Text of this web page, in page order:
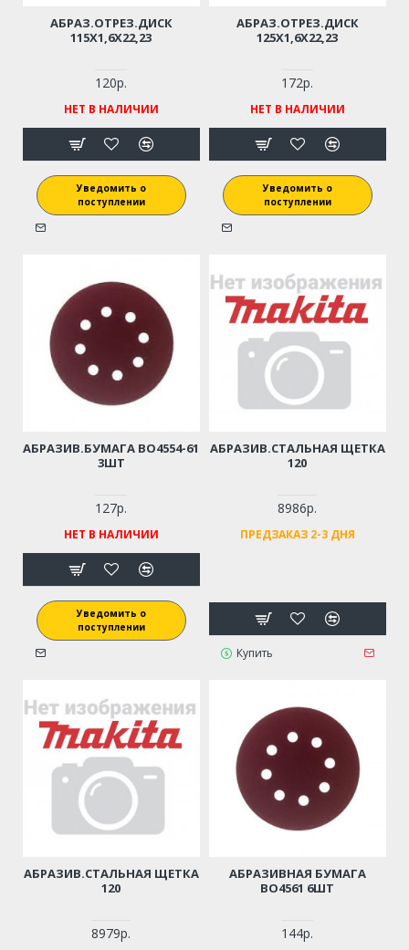
АБРАЗ.ОТРЕЗ.ДИСК
115Х1,6Х22,23
120р.
НЕТ В НАЛИЧИИ
Уведомить о
поступлении
АБРАЗ.ОТРЕЗ.ДИСК
125Х1,6Х22,23
172р.
НЕТ В НАЛИЧИИ
Уведомить о
поступлении
АБРАЗИВ.БУМАГА BO4554-61
3ШТ
127р.
НЕТ В НАЛИЧИИ
Уведомить о
поступлении
АБРАЗИВ.СТАЛЬНАЯ ЩЕТКА
120
8986р.
ПРЕДЗАКАЗ 2-3 ДНЯ
Купить
АБРАЗИВ.СТАЛЬНАЯ ЩЕТКА
120
8979р.
АБРАЗИВНАЯ БУМАГА
BO4561 6ШТ
144р.